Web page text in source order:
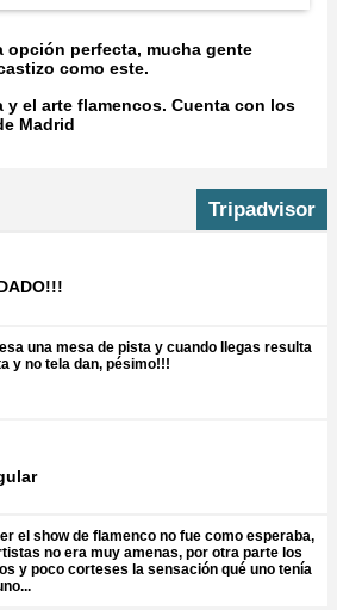
opción perfecta, mucha gente
como este.
el arte flamencos. Cuenta con los
Madrid
Tripadvisor
una mesa de pista y cuando llegas resulta
y no tela dan, pésimo!!!
el show de flamenco no fue como esperaba,
no era muy amenas, por otra parte los
y poco corteses la sensación qué uno tenía